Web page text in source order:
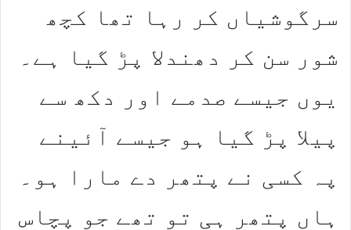
سرگوشیاں کر رہا تھا کچھ
شور سن کر دھندلا پڑ گیا ہے۔
یوں جیسے صدمے اور دکھ سے
پیلا پڑ گیا ہو جیسے آئینے
پہ کسی نے پتھر دے مارا ہو۔
ہاں پتھر ہی تو تھے جو پچاس